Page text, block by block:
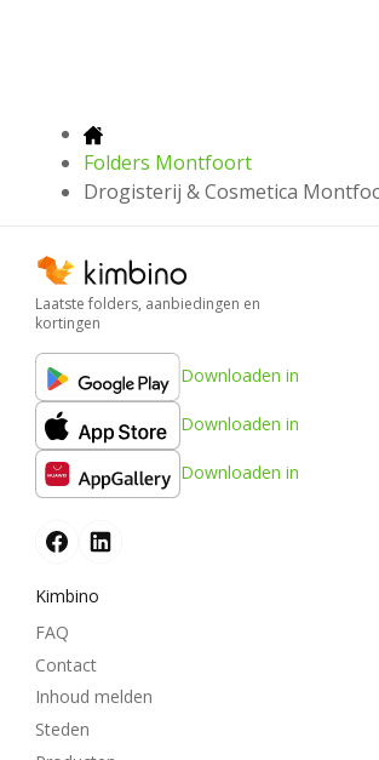
Folders Montfoort
Drogisterij & Cosmetica
Laatste folders, aanbiedingen en
kortingen
Downloaden in
Downloaden in
Downloaden in
Kimbino
FAQ
Contact
Inhoud melden
Steden